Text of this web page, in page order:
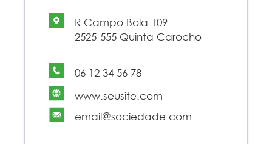
email@sociedade.com
06 12 34 56 78
www.seusite.com
R Campo Bola 109
2525-555 Quinta Carocho